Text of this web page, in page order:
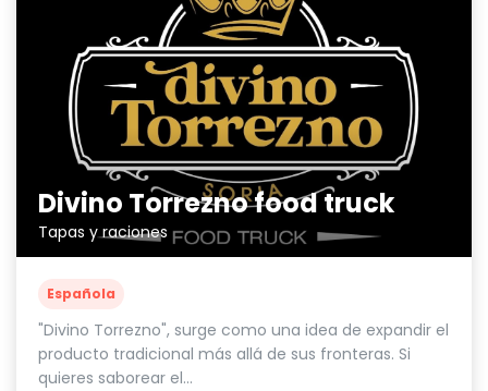
Divino Torrezno food truck
Tapas y raciones
Española
"Divino Torrezno", surge como una idea de expandir el
producto tradicional más allá de sus fronteras. Si
quieres saborear el...